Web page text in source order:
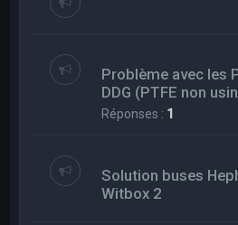
Problème avec les
DDG (PTFE non
Réponses : 1
Solution buses
Witbox 2